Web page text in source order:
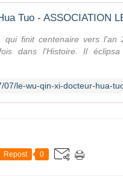
Tuo - ASSOCIATION
qui finit centenaire vers l'an
dans l'Histoire. Il
07/le-wu-qin-xi-docteur-hua-
Repost 0